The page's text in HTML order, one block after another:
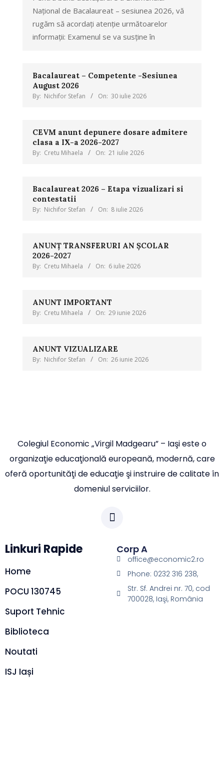
Național de Bacalaureat – sesiunea 2026, vă
rugăm să acordați atenție următoarelor
informații: Examenul se va susține în
Bacalaureat – Competente -Sesiunea
August 2026
By: Nichifor Stefan On: 30 iulie 2026
CEVM anunt depunere dosare admitere
clasa a IX-a 2026-2027
By: Cretu Mihaela On: 21 iulie 2026
Bacalaureat 2026 – Etapa vizualizari si
contestatii
By: Nichifor Stefan On: 8 iulie 2026
ANUNȚ TRANSFERURI AN ȘCOLAR
2026-2027
By: Cretu Mihaela On: 6 iulie 2026
ANUNT IMPORTANT
By: Cretu Mihaela On: 29 iunie 2026
ANUNT VIZUALIZARE
By: Nichifor Stefan On: 26 iunie 2026
Colegiul Economic „Virgil Madgearu” – Iaşi este o
organizaţie educaţională europeană, modernă, care
oferă oportunităţi de educaţie şi instruire de calitate în
domeniul serviciilor.
Linkuri Rapide
Home
POCU 130745
Suport Tehnic
Biblioteca
Noutati
ISJ Iași
Corp A
office@economic2.ro
Phone: 0232 316 238,
Str. Sf. Andrei nr. 70, cod
700028, Iaşi, România